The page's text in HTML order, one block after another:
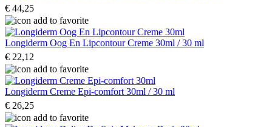
€ 44,25
Longiderm Oog En Lipcontour Creme 30ml / 30 ml
€ 22,12
Longiderm Creme Epi-comfort 30ml / 30 ml
€ 26,25